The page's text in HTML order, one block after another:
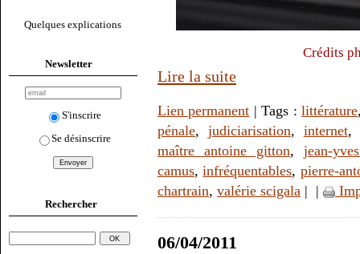
Quelques explications
Newsletter
S'inscrire
Se désinscrire
Rechercher
Crédits
Lire la suite
Lien permanent | Tags :littérature
pénale, judiciarisation, internet,
maître antoine gitton, jean-
camus,infréquentables, pierre-
chartrain, valérie scigala | |
06/04/2011